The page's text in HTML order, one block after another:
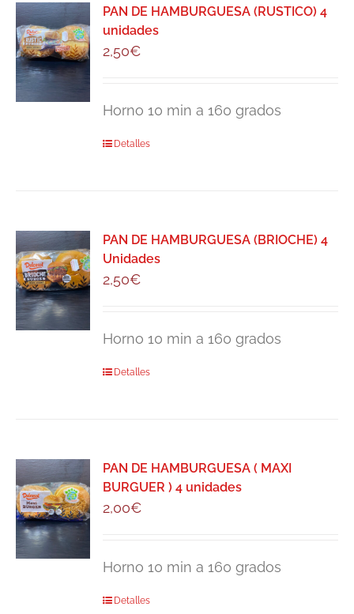
PAN DE HAMBURGUESA (RUSTICO) 4
unidades
2,50€
Horno 10 min a 160 grados
Detalles
PAN DE HAMBURGUESA (BRIOCHE) 4
Unidades
2,50€
Horno 10 min a 160 grados
Detalles
PAN DE HAMBURGUESA ( MAXI
BURGUER ) 4 unidades
2,00€
Horno 10 min a 160 grados
Detalles